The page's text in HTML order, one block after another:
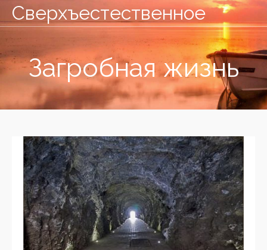
Сверхъестественное
Загробная жизнь